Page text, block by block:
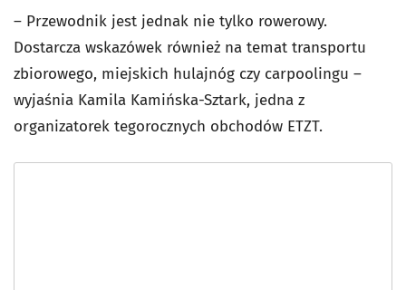
– Przewodnik jest jednak nie tylko rowerowy.
Dostarcza wskazówek również na temat transportu
zbiorowego, miejskich hulajnóg czy carpoolingu –
wyjaśnia Kamila Kamińska-Sztark, jedna z
organizatorek tegorocznych obchodów ETZT.